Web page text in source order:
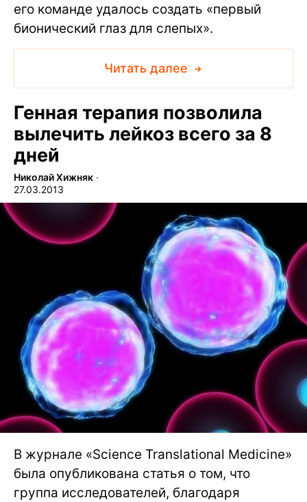
его команде удалось создать «первый
бионический глаз для слепых».
Читать далее
Генная терапия позволила
вылечить лейкоз всего за 8
дней
Николай Хижняк ∙
27.03.2013
В журнале «Science Translational Medicine»
была опубликована статья о том, что
группа исследователей, благодаря